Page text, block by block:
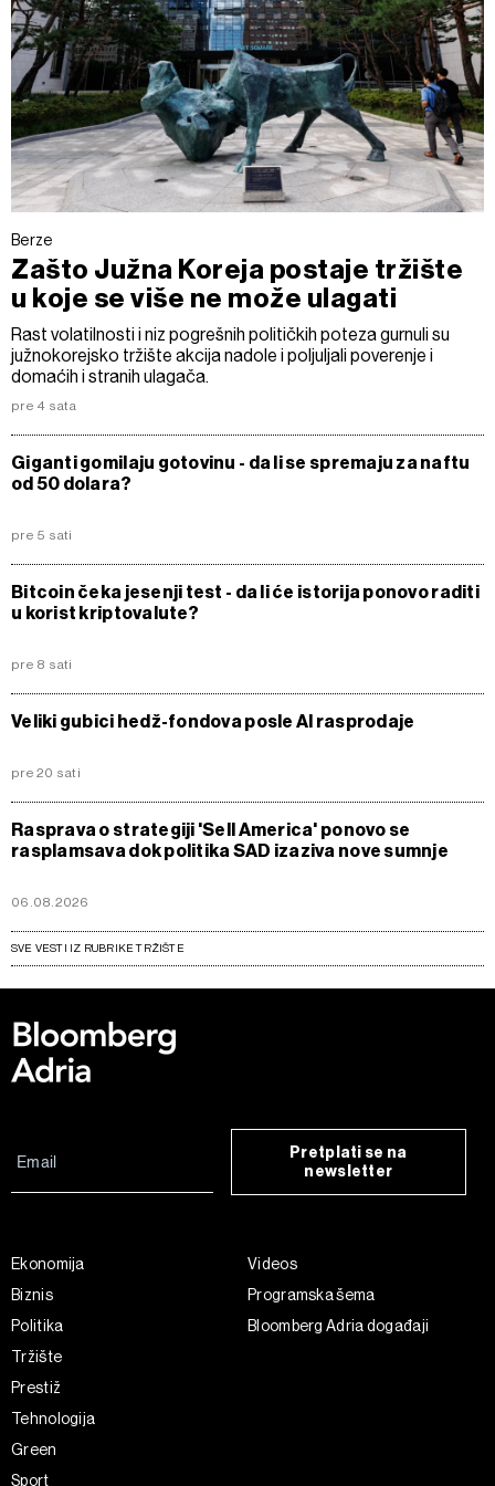
Berze
Zašto Južna Koreja postaje tržište
u koje se više ne može ulagati
Rast volatilnosti i niz pogrešnih političkih poteza gurnuli su
južnokorejsko tržište akcija nadole i poljuljali poverenje i
domaćih i stranih ulagača.
pre 4 sata
Giganti gomilaju gotovinu - da li se spremaju za naftu
od 50 dolara?
pre 5 sati
Bitcoin čeka jesenji test - da li će istorija ponovo raditi
u korist kriptovalute?
pre 8 sati
Veliki gubici hedž-fondova posle AI rasprodaje
pre 20 sati
Rasprava o strategiji 'Sell America' ponovo se
rasplamsava dok politika SAD izaziva nove sumnje
06.08.2026
SVE VESTI IZ RUBRIKE TRŽIŠTE
Pretplati se na
newsletter
Ekonomija
Biznis
Politika
Tržište
Prestiž
Tehnologija
Green
Sport
Videos
Programska šema
Bloomberg Adria događaji